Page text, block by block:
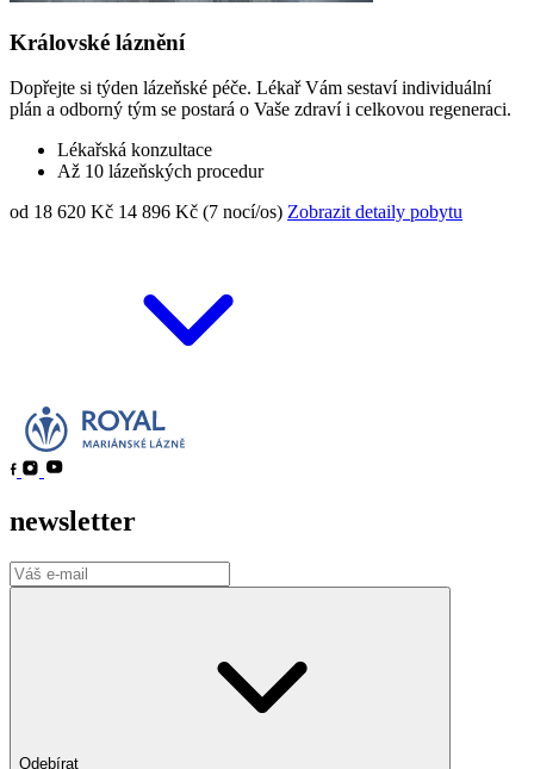
Královské láznění
Dopřejte si týden lázeňské péče. Lékař Vám sestaví individuální
plán a odborný tým se postará o Vaše zdraví i celkovou regeneraci.
Lékařská konzultace
Až 10 lázeňských procedur
od 18 620 Kč 14 896 Kč (7 nocí/os) Zobrazit detaily pobytu
newsletter
Odebírat